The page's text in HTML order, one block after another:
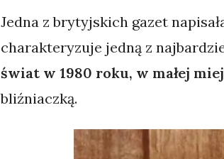
Jedna z brytyjskich gazet
charakteryzuje jedną z
świat w 1980 roku, w małej
bliźniaczką.